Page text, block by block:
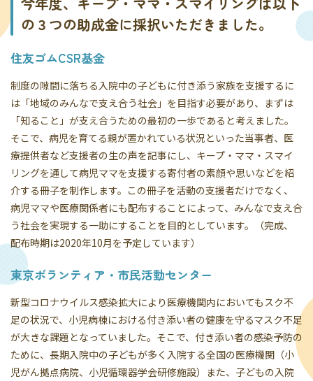
の３つの助成金に採択いただきました。
住友ゴムCSR基金
制度の隙間に落ちる入院中の子どもに付き添う家族を支援するに
は「地域のみんなで支え合う社会」を目指す必要があり、まずは
「知ること」が支え合うための最初の一歩であると考えました。
そこで、病児を育てる親が置かれている状況といった当事者、医
療提供者など支援者の生の声を記事にし、キープ・ママ・スマイ
リングを通して病児ママを支援する寄付者の素顔や思いなどを紹
介する冊子を制作します。この冊子を活動の支援者だけでなく、
病児ママや医療関係者にも配布することによって、みんなで支え合
う社会を実現する一助にすることを目的としています。（完成、
配布時期は2020年10月を予定しています）
東京ボランティア・市民活動センター
新型コロナウイルス感染拡大により医療機関内においてもスク不
足の状況で、小児病棟における付き添い者の健康を守るマスク不足
が大きな課題となっていました。そこで、付き添い者の感染予防の
ために、長期入院中の子どもが多く入院する全国の医療機関（小
児がん拠点病院、小児循環器学会研修施設）また、子どもの入院